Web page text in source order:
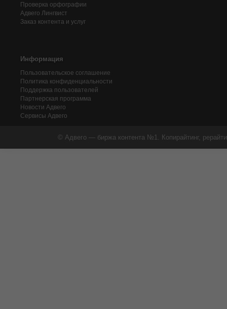
Проверка орфографии
Адвего Лингвист
Заказ контента и услуг
Информация
Пользовательское соглашение
Политика конфиденциальности
Поддержка пользователей
Партнерская программа
Новости Адвего
Сервисы Адвего
© Адвего — биржа контента №1. Копирайтинг,